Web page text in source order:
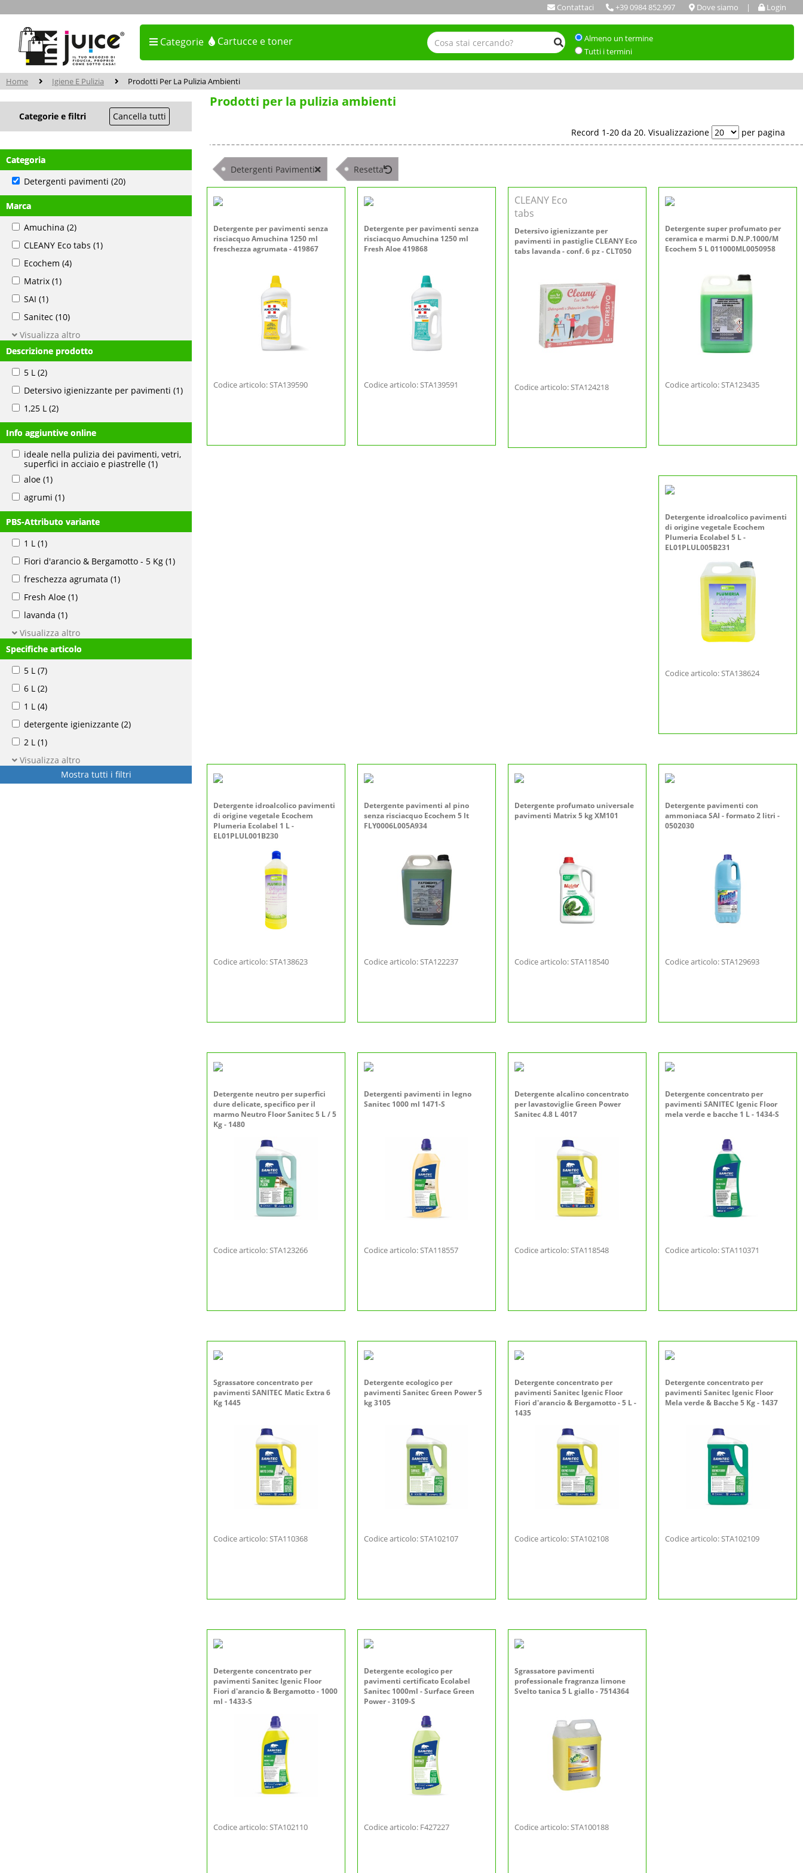
Contattaci +39 0984 852.997 Dove siamo | Login
Categorie Cartucce e toner
Almeno un termine
Tutti i termini
Home Igiene E Pulizia Prodotti Per La Pulizia Ambienti
Categorie e filtri Cancella tutti
Categoria
Detergenti pavimenti (20)
Marca
Amuchina (2)
CLEANY Eco tabs (1)
Ecochem (4)
Matrix (1)
SAI (1)
Sanitec (10)
Visualizza altro
Descrizione prodotto
5 L (2)
Detersivo igienizzante per pavimenti (1)
1,25 L (2)
Info aggiuntive online
ideale nella pulizia dei pavimenti, vetri,
superfici in acciaio e piastrelle (1)
aloe (1)
agrumi (1)
PBS-Attributo variante
1 L (1)
Fiori d'arancio & Bergamotto - 5 Kg (1)
freschezza agrumata (1)
Fresh Aloe (1)
lavanda (1)
Visualizza altro
Specifiche articolo
5 L (7)
6 L (2)
1 L (4)
detergente igienizzante (2)
2 L (1)
Visualizza altro
Mostra tutti i filtri
Prodotti per la pulizia ambienti
Record 1-20 da 20. Visualizzazione per pagina
Detergenti Pavimenti Resetta
Detergente per pavimenti senza
risciacquo Amuchina 1250 ml
freschezza agrumata - 419867
Codice articolo: STA139590
Detergente per pavimenti senza
risciacquo Amuchina 1250 ml
Fresh Aloe 419868
Codice articolo: STA139591
CLEANY Eco
tabs
Detersivo igienizzante per
pavimenti in pastiglie CLEANY Eco
tabs lavanda - conf. 6 pz - CLT050
Codice articolo: STA124218
Detergente super profumato per
ceramica e marmi D.N.P.1000/M
Ecochem 5 L 011000ML0050958
Codice articolo: STA123435
Detergente idroalcolico pavimenti
di origine vegetale Ecochem
Plumeria Ecolabel 5 L -
EL01PLUL005B231
Codice articolo: STA138624
Detergente idroalcolico pavimenti
di origine vegetale Ecochem
Plumeria Ecolabel 1 L -
EL01PLUL001B230
Codice articolo: STA138623
Detergente pavimenti al pino
senza risciacquo Ecochem 5 lt
FLY0006L005A934
Codice articolo: STA122237
Detergente profumato universale
pavimenti Matrix 5 kg XM101
Codice articolo: STA118540
Detergente pavimenti con
ammoniaca SAI - formato 2 litri -
0502030
Codice articolo: STA129693
Detergente neutro per superfici
dure delicate, specifico per il
marmo Neutro Floor Sanitec 5 L / 5
Kg - 1480
Codice articolo: STA123266
Detergenti pavimenti in legno
Sanitec 1000 ml 1471-S
Codice articolo: STA118557
Detergente alcalino concentrato
per lavastoviglie Green Power
Sanitec 4.8 L 4017
Codice articolo: STA118548
Detergente concentrato per
pavimenti SANITEC Igenic Floor
mela verde e bacche 1 L - 1434-S
Codice articolo: STA110371
Sgrassatore concentrato per
pavimenti SANITEC Matic Extra 6
Kg 1445
Codice articolo: STA110368
Detergente ecologico per
pavimenti Sanitec Green Power 5
kg 3105
Codice articolo: STA102107
Detergente concentrato per
pavimenti Sanitec Igenic Floor
Fiori d'arancio & Bergamotto - 5 L -
1435
Codice articolo: STA102108
Detergente concentrato per
pavimenti Sanitec Igenic Floor
Mela verde & Bacche 5 Kg - 1437
Codice articolo: STA102109
Detergente concentrato per
pavimenti Sanitec Igenic Floor
Fiori d'arancio & Bergamotto - 1000
ml - 1433-S
Codice articolo: STA102110
Detergente ecologico per
pavimenti certificato Ecolabel
Sanitec 1000ml - Surface Green
Power - 3109-S
Codice articolo: F427227
Sgrassatore pavimenti
professionale fragranza limone
Svelto tanica 5 L giallo - 7514364
Codice articolo: STA100188